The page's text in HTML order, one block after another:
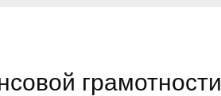
грамотности